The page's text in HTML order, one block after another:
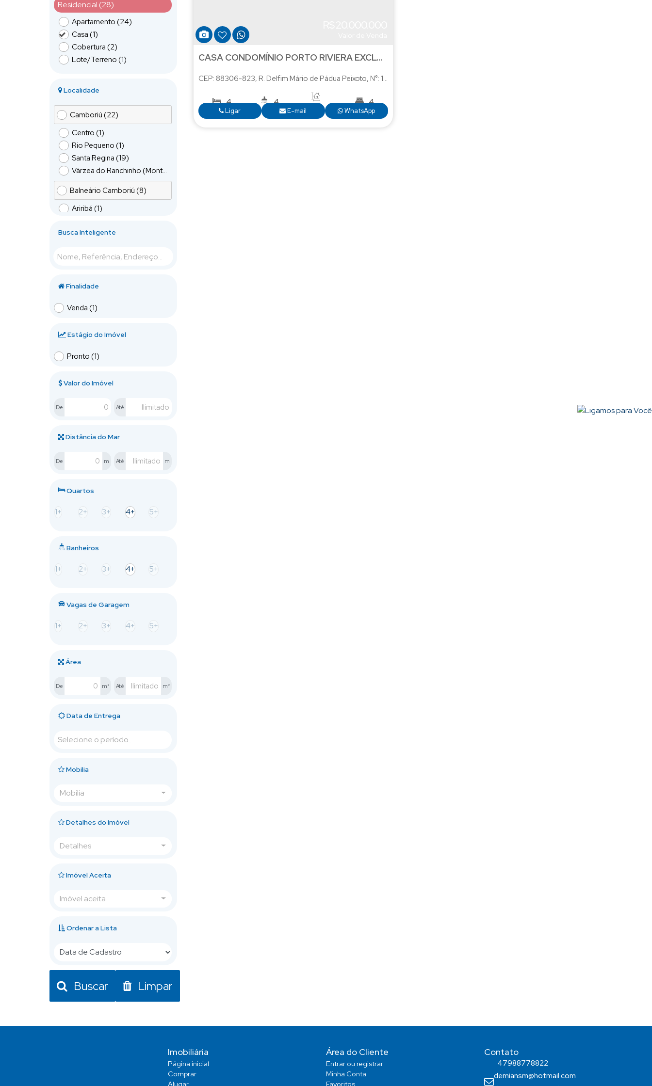
Residencial (28)
Apartamento (24)
Casa (1)
Cobertura (2)
Lote/Terreno (1)
Localidade
Camboriú (22)
Centro (1)
Rio Pequeno (1)
Santa Regina (19)
Várzea do Ranchinho (Monte Alegre) (1)
Balneário Camboriú (8)
Ariribá (1)
Estados (1)
Praia do Estaleiro (1)
Bombinhas (1)
Centro (1)
Canto da Praia (1)
Busca Inteligente
Finalidade
Venda (1)
Estágio do Imóvel
Pronto (1)
Valor do Imóvel
De Até
Distância do Mar
De m Até m
Quartos
1+ 2+ 3+ 4+ 5+
Banheiros
1+ 2+ 3+ 4+ 5+
Vagas de Garagem
1+ 2+ 3+ 4+ 5+
Área
De m² Até m²
Data de Entrega
Mobilia
Mobília
Detalhes do Imóvel
Detalhes
Imóvel Aceita
Imóvel aceita
Ordenar a Lista
Buscar Limpar
CASA CONDOMÍNIO PORTO RIVIERA EXCLUSIVE
CEP: 88306-823, R. Delfim Mário de Pádua Peixoto, N°: 1438
4 4 520 .00m² 4
Ligar E-mail WhatsApp
Imobiliária
Página inicial
Comprar
Alugar
Área do Cliente
Entrar ou registrar
Minha Conta
Favoritos
Contato
47988778822
demiansm@hotmail.com